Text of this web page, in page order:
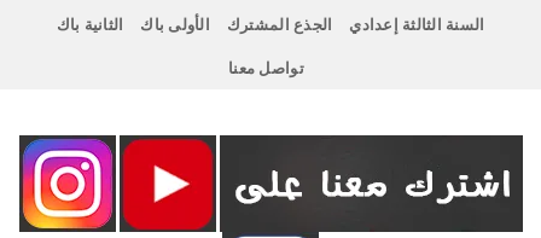
السنة الثالثة إعدادي الجذع المشترك الأولى باك الثانية باك
تواصل معنا